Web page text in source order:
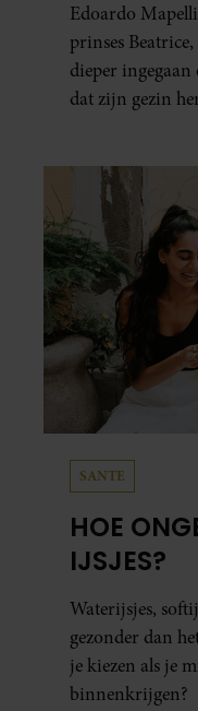
Edoardo
prinses
dieper
dat zijn gezin
SANTE
HOE
IJSJES?
Waterijsjes,
gezonder dan
je kiezen als je
binnenkrijgen?